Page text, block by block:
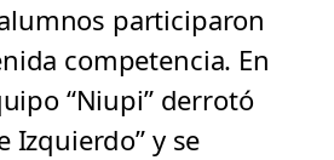
participaron
competencia. En
“Niupi” derrotó
Izquierdo” y se